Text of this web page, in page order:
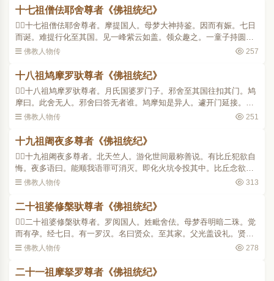
十七祖僧佉耶舍尊者《佛祖统纪》
十七祖僧佉耶舍尊者。摩提国人。母梦大神持鉴。因而有娠。七日
而诞。难提行化至其国。见一峰紫云如盖。领众趣之。一童子持圆鉴
直造尊者前。尊者曰。汝手中当何所表。童曰。诸佛大圆镜。内外无
佛教人物传 257
十八祖鸠摩罗驮尊者《佛祖统纪》
十八祖鸠摩罗驮尊者。月氏国婆罗门子。邪舍至其国往扣其门。鸠
摩曰。此舍无人。邪舍曰答无者谁。鸠摩知是异人。遽开门延接。耶
舍谓之曰。佛记灭后千年。有大士出月氏国绍隆正化。遂即出家仰承
佛教人物传 251
十九祖阇夜多尊者《佛祖统纪》
十九祖阇夜多尊者。北天竺人。游化世间最称善说。有比丘犯欲自
悔。夜多语曰。能顺我语罪可消灭。即化火坑令投其中。比丘念欲灭
罪举身投之。火成清流。夜多曰。汝至诚悔过罪今已灭。即为说法成
佛教人物传 313
二十祖婆修槃驮尊者《佛祖统纪》
二十祖婆修槃驮尊者。罗阅国人。姓毗舍佉。母梦吞明暗二珠。觉
而有孕。经七日。有一罗汉。名曰贤众。至其家。父光盖设礼。贤众
受之。母一出拜。贤众避席曰。回礼法身大士。谓光盖曰。汝妇怀圣
佛教人物传 278
二十一祖摩拏罗尊者《佛祖统纪》